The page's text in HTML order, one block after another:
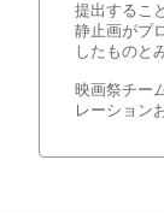
提出するこ
静止画がプ
したものと
映画祭チー
レーション